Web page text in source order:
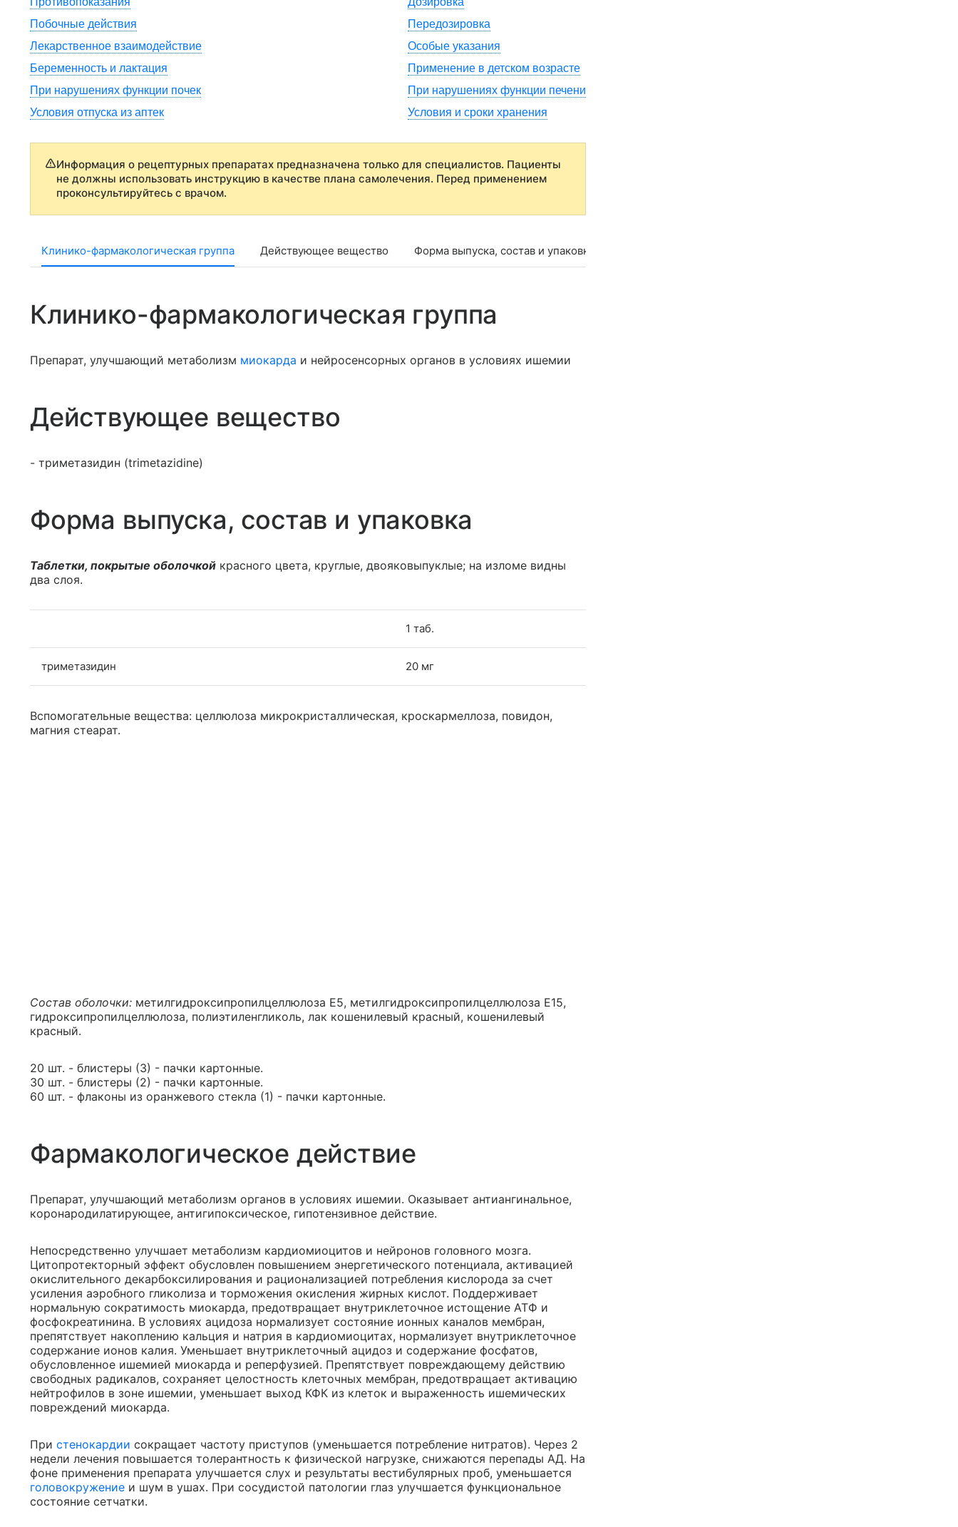
Побочные действия
Передозировка
Лекарственное взаимодействие
Особые указания
Беременность и лактация
Применение в детском возрасте
При нарушениях функции почек
При нарушениях функции печени
Условия отпуска из аптек
Условия и сроки хранения
Информация о рецептурных препаратах предназначена только для специалистов. Пациенты
не должны использовать инструкцию в качестве плана самолечения. Перед применением
проконсультируйтесь с врачом.
Клинико-фармакологическая группа Действующее вещество Форма выпуска, состав и упаковка
Клинико-фармакологическая группа
Препарат, улучшающий метаболизм миокарда и нейросенсорных органов в условиях ишемии
Действующее вещество
- триметазидин (trimetazidine)
Форма выпуска, состав и упаковка
Таблетки, покрытые оболочкой красного цвета, круглые, двояковыпуклые; на изломе видны
два слоя.
1 таб.
триметазидин 20 мг
Вспомогательные вещества: целлюлоза микрокристаллическая, кроскармеллоза, повидон,
магния стеарат.
Состав оболочки: метилгидроксипропилцеллюлоза Е5, метилгидроксипропилцеллюлоза Е15,
гидроксипропилцеллюлоза, полиэтиленгликоль, лак кошенилевый красный, кошенилевый
красный.
20 шт. - блистеры (3) - пачки картонные.
30 шт. - блистеры (2) - пачки картонные.
60 шт. - флаконы из оранжевого стекла (1) - пачки картонные.
Фармакологическое действие
Препарат, улучшающий метаболизм органов в условиях ишемии. Оказывает антиангинальное,
коронародилатирующее, антигипоксическое, гипотензивное действие.
Непосредственно улучшает метаболизм кардиомиоцитов и нейронов головного мозга.
Цитопротекторный эффект обусловлен повышением энергетического потенциала, активацией
окислительного декарбоксилирования и рационализацией потребления кислорода за счет
усиления аэробного гликолиза и торможения окисления жирных кислот. Поддерживает
нормальную сократимость миокарда, предотвращает внутриклеточное истощение АТФ и
фосфокреатинина. В условиях ацидоза нормализует состояние ионных каналов мембран,
препятствует накоплению кальция и натрия в кардиомиоцитах, нормализует внутриклеточное
содержание ионов калия. Уменьшает внутриклеточный ацидоз и содержание фосфатов,
обусловленное ишемией миокарда и реперфузией. Препятствует повреждающему действию
свободных радикалов, сохраняет целостность клеточных мембран, предотвращает активацию
нейтрофилов в зоне ишемии, уменьшает выход КФК из клеток и выраженность ишемических
повреждений миокарда.
При стенокардии сокращает частоту приступов (уменьшается потребление нитратов). Через 2
недели лечения повышается толерантность к физической нагрузке, снижаются перепады АД. На
фоне применения препарата улучшается слух и результаты вестибулярных проб, уменьшается
головокружение и шум в ушах. При сосудистой патологии глаз улучшается функциональное
состояние сетчатки.